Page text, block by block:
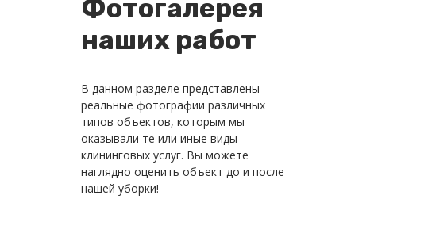
Фотогалерея
наших работ
В данном разделе представлены
реальные фотографии различных
типов объектов, которым мы
оказывали те или иные виды
клининговых услуг. Вы можете
наглядно оценить объект до и после
нашей уборки!